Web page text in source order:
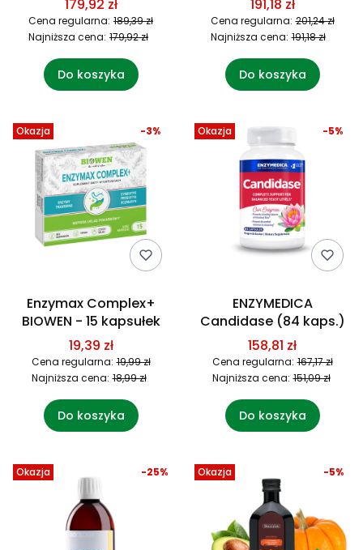
179,92 zł
Cena regularna: 189,39 zł
Najniższa cena: 179,92 zł
Do koszyka
191,18 zł
Cena regularna: 201,24 zł
Najniższa cena: 191,18 zł
Do koszyka
Okazja
Enzymax Complex+
BIOWEN - 15 kapsułek
19,39 zł
Cena regularna: 19,99 zł
-3%
Najniższa cena: 18,99 zł
Do koszyka
Okazja
ENZYMEDICA
Candidase (84 kaps.)
158,81 zł
Cena regularna: 167,17 zł
-5%
Najniższa cena: 151,09 zł
Do koszyka
Okazja -25% Okazja -5%